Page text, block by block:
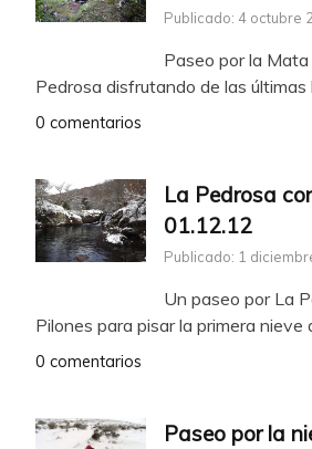
Publicado: 4 octubre
Paseo por la Mata
Pedrosa disfrutando de las
0 comentarios
La Pedrosa
01.12.12
Publicado: 1
Un paseo por La
Pilones para pisar la primera nieve
0 comentarios
Paseo por la